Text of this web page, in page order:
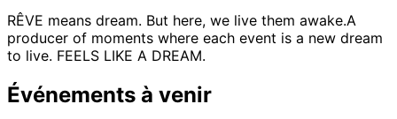
RÊVE means dream. But here, we live them awake.A
producer of moments where each event is a new dream
to live. FEELS LIKE A DREAM.
Événements à venir